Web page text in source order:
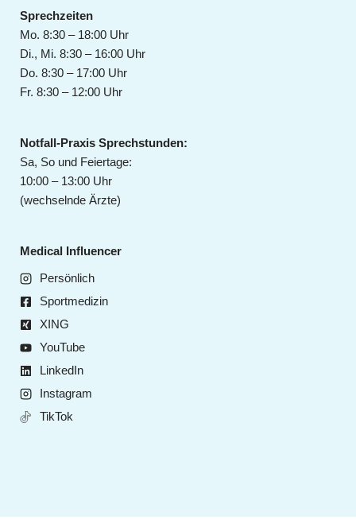
Sprechzeiten
Mo. 8:30 – 18:00 Uhr
Di., Mi. 8:30 – 16:00 Uhr
Do. 8:30 – 17:00 Uhr
Fr. 8:30 – 12:00 Uhr
Notfall-Praxis Sprechstunden:
Sa, So und Feiertage:
10:00 – 13:00 Uhr
(wechselnde Ärzte)
Medical Influencer
Persönlich
Sportmedizin
XING
YouTube
LinkedIn
Instagram
TikTok